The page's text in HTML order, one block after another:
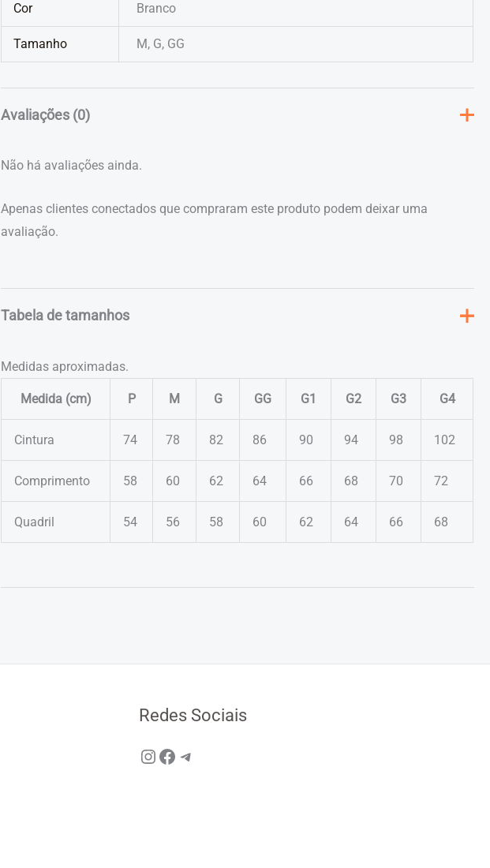
Cor Branco
Tamanho M, G, GG
Avaliações (0)
Não há avaliações ainda.
Apenas clientes conectados que compraram este produto podem deixar uma
avaliação.
Tabela de tamanhos
Medidas aproximadas.
Medida (cm) P M G GG G1 G2 G3 G4
Cintura 74 78 82 86 90 94 98 102
Comprimento 58 60 62 64 66 68 70 72
Quadril 54 56 58 60 62 64 66 68
Redes Sociais
Instagram
Facebook
Telegram